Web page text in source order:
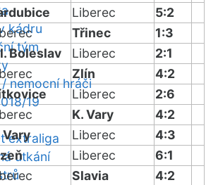
kádru
tým
nemocní hráči
19
extraliga
utkání
Liberec
5:2
Třinec
1:3
Boleslav Liberec
2:1
Zlín
4:2
Liberec
2:6
K. Vary
4:2
Vary Liberec
4:3
Liberec
6:1
Slavia
4:2